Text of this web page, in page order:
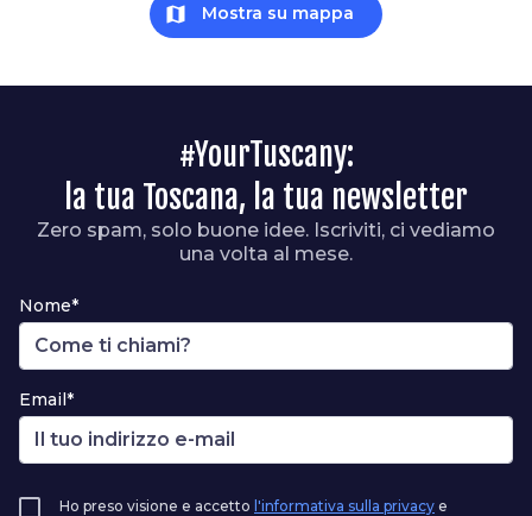
map Mostra su mappa
#YourTuscany:
la tua Toscana, la tua newsletter
Zero spam, solo buone idee. Iscriviti, ci vediamo
una volta al mese.
Nome*
Email*
Ho preso visione e accetto l'informativa sulla privacy e